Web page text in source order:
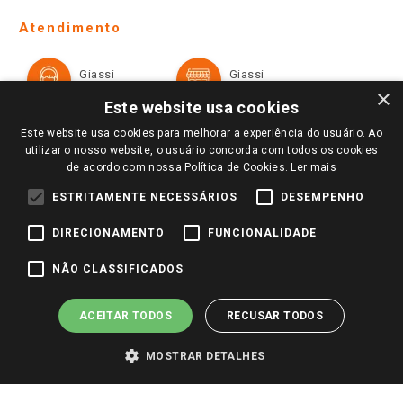
Ofertas
Televendas
Notícias
Perguntas frequentes
Identidade Visual
Formas de Pagamento
Trocas e Devoluções
Atendimento
Giassi
Giassi
Redes Sociais
Pagamento e Segurança
×
Este website usa cookies
Este website usa cookies para melhorar a experiência do usuário. Ao
utilizar o nosso website, o usuário concorda com todos os cookies
de acordo com nossa Política de Cookies. Ler mais
ESTRITAMENTE NECESSÁRIOS DESEMPENHO
DIRECIONAMENTO FUNCIONALIDADE
NÃO CLASSIFICADOS
ACEITAR TODOS RECUSAR TODOS
MOSTRAR DETALHES